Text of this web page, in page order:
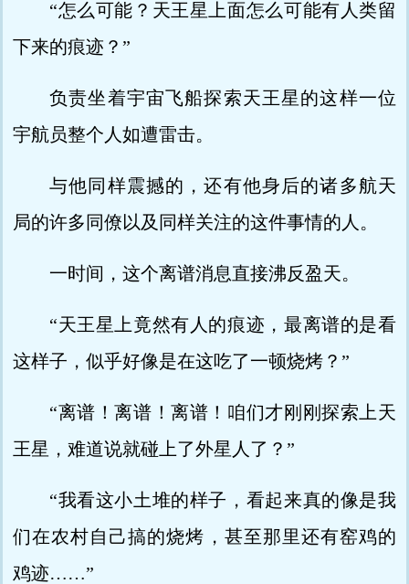
“怎么可能？天王星上面怎么可能有人类留
下来的痕迹？”
负责坐着宇宙飞船探索天王星的这样一位
宇航员整个人如遭雷击。
与他同样震撼的，还有他身后的诸多航天
局的许多同僚以及同样关注的这件事情的人。
一时间，这个离谱消息直接沸反盈天。
“天王星上竟然有人的痕迹，最离谱的是看
这样子，似乎好像是在这吃了一顿烧烤？”
“离谱！离谱！离谱！咱们才刚刚探索上天
王星，难道说就碰上了外星人了？”
“我看这小土堆的样子，看起来真的像是我
们在农村自己搞的烧烤，甚至那里还有窑鸡的
鸡迹……”